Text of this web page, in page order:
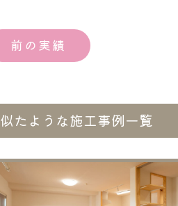
前の実績
似たような施工事例一覧